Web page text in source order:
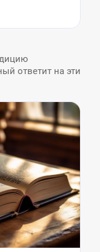
ответит на эти